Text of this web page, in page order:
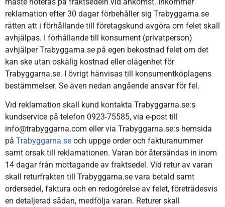
reklamation efter 30 dagar förbehåller sig Trabyggarna.se
rätten att i förhållande till företagskund avgöra om felet skall
avhjälpas. I förhållande till konsument (privatperson)
avhjälper Trabyggarna.se på egen bekostnad felet om det
kan ske utan oskälig kostnad eller olägenhet för
Trabyggarna.se. I övrigt hänvisas till konsumentköplagens
bestämmelser. Se även nedan angående ansvar för fel.
Vid reklamation skall kund kontakta Trabyggarna.se:s
kundservice på telefon 0923-75585, via e-post till
info@trabyggarna.com eller via Trabyggarna.se:s hemsida
på Trabyggarna.se och uppge order och fakturanummer
samt orsak till reklamationen. Varan bör återsändas in inom
14 dagar från mottagande av fraktsedel. Vid retur av varan
skall returfrakten till Trabyggarna.se vara betald samt
ordersedel, faktura och en redogörelse av felet, företrädesvis
en detaljerad sådan, medfölja varan. Returer skall